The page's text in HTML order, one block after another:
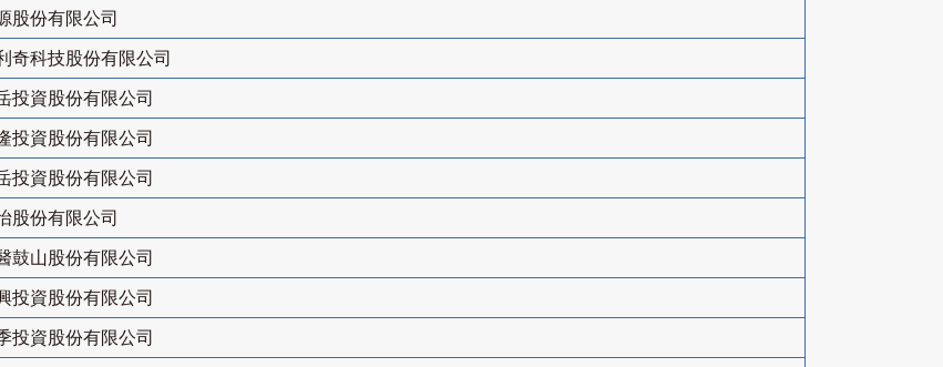
股份有限公司
奇科技股份有限公司
投資股份有限公司
投資股份有限公司
投資股份有限公司
股份有限公司
鼓山股份有限公司
投資股份有限公司
投資股份有限公司